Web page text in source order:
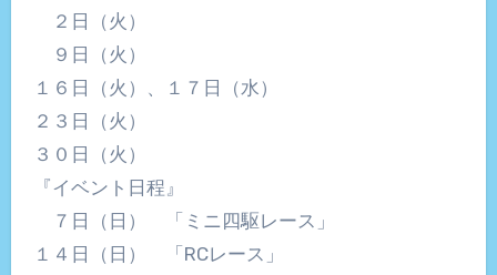
２日（火）
９日（火）
１６日（火）、１７日（水）
２３日（火）
３０日（火）
『イベント日程』
７日（日） 「ミニ四駆レース」
１４日（日） 「RCレース」